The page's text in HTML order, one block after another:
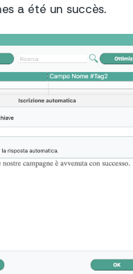
a été un succès.